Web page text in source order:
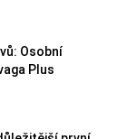
Osobní
Plus